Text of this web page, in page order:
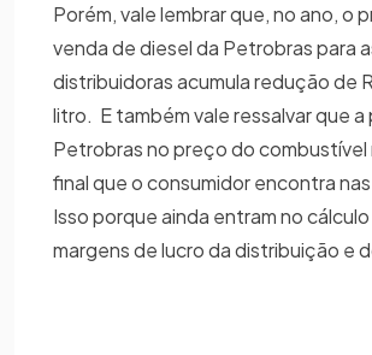
Porém, vale lembrar que, no ano, o
venda de diesel da Petrobras para
distribuidoras acumula redução de
litro. E também vale ressalvar que a
Petrobras no preço do combustível
final que o consumidor encontra
Isso porque ainda entram no
margens de lucro da distribuição e